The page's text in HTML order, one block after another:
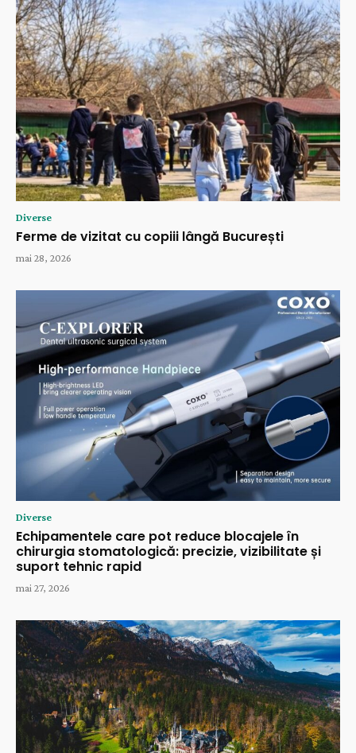
Diverse
Ferme de vizitat cu copiii lângă București
mai 28, 2026
Diverse
Echipamentele care pot reduce blocajele în
chirurgia stomatologică: precizie, vizibilitate și
suport tehnic rapid
mai 27, 2026